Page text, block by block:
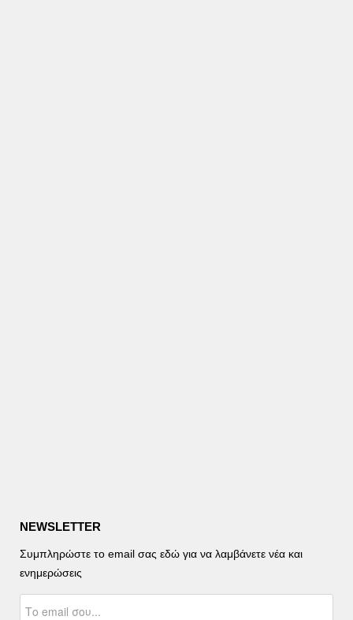
NEWSLETTER
Συμπληρώστε το email σας εδώ για να λαμβάνετε νέα και
ενημερώσεις